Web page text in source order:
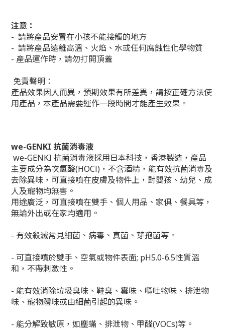
注意：
- 請將產品安置在小孩不能接觸的地方
- 請將產品遠離高溫、火焰、水或任何腐蝕性化學物質
- 產品運作時，請勿打開頂蓋
免責聲明：
產品效果因人而異，預期效果有所差異，請按正確方法使
用產品，本產品需要運作一段時間才能產生效果。
we-GENKI 抗菌消毒液
we-GENKI 抗菌消毒液採用日本科技，香港製造，產品
主要成分為次氯酸(HOCl)，不含酒精，能有效抗菌消毒及
去除異味，可直接噴在皮膚及物件上，對嬰孩、幼兒、成
人及寵物均無害。
用途廣泛，可直接噴在雙手、個人用品、家俱、餐具等，
無論外出或在家均適用。
- 有效殺滅常見細菌、病毒、真菌、芽孢菌等。
- 可直接噴於雙手、空氣或物件表面; pH5.0-6.5性質溫
和，不帶刺激性。
- 能有效消除垃圾臭味、鞋臭、霉味、嘔吐物味、排泄物
味、寵物體味或由細菌引起的異味。
- 能分解致敏原，如塵蟎、排泄物、甲醛(VOCs)等。